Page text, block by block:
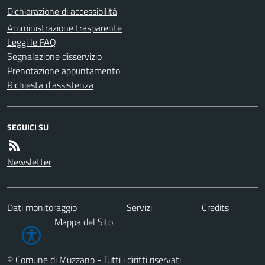
Dichiarazione di accessibilità
Amministrazione trasparente
Leggi le FAQ
Segnalazione disservizio
Prenotazione appuntamento
Richiesta d'assistenza
SEGUICI SU
Newsletter
Dati monitoraggio Servizi
Credits
Mappa del Sito
© Comune di Muzzano - Tutti i diritti riservati